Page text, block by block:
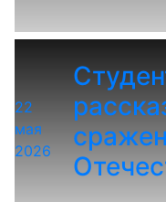
22
мая
2026